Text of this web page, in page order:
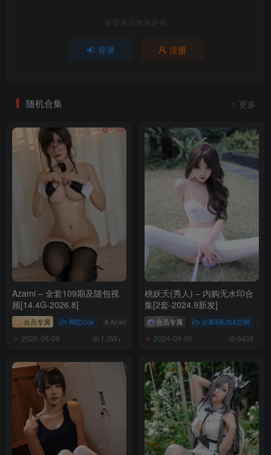
请登录后发表评论
登录 注册
随机合集 更多
Azami – 全套109期及随包视
频[14.4G-2026.8]
会员专属 网红Cos # Azami
2026-08-08 1.3W+
桃妖夭(秀人) – 内购无水印合
集[2套-2024.9新发]
会员专属 众筹&私拍&定制
2024-09-06 6408